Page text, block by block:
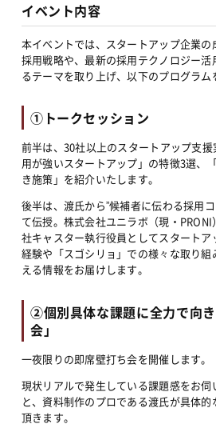
イベント内容
本イベントでは、スタートアップ企業
採用戦略や、最新の採用テクノロジー
るテーマを取り上げ、以下のプログラム
①トークセッション
前半は、30社以上のスタートアップ支
用が強いスタートアップ」の特徴3選、
き施策」を紹介いたします。
後半は、渡氏から”候補者に伝わる採用
て伝授。株式会社ユニラボ（現・
社キャスター執行役員としてスタート
経験や「スゴシリョ」での様々な取り
える情報をお届けします。
②個別具体な課題に全力で向
会」
一夜限りの即席壁打ち会を開催します。
現状リアルで発生している課題感をお
と、資料制作のプロである渡氏が具体
頂きます。